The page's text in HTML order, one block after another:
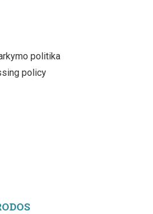
politika
policy